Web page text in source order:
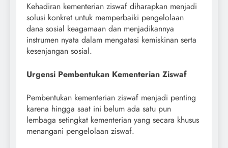
Kehadiran kementerian ziswaf diharapkan menjadi
solusi konkret untuk memperbaiki pengelolaan
dana sosial keagamaan dan menjadikannya
instrumen nyata dalam mengatasi kemiskinan serta
kesenjangan sosial.
Urgensi Pembentukan Kementerian Ziswaf
Pembentukan kementerian ziswaf menjadi penting
karena hingga saat ini belum ada satu pun
lembaga setingkat kementerian yang secara khusus
menangani pengelolaan ziswaf.